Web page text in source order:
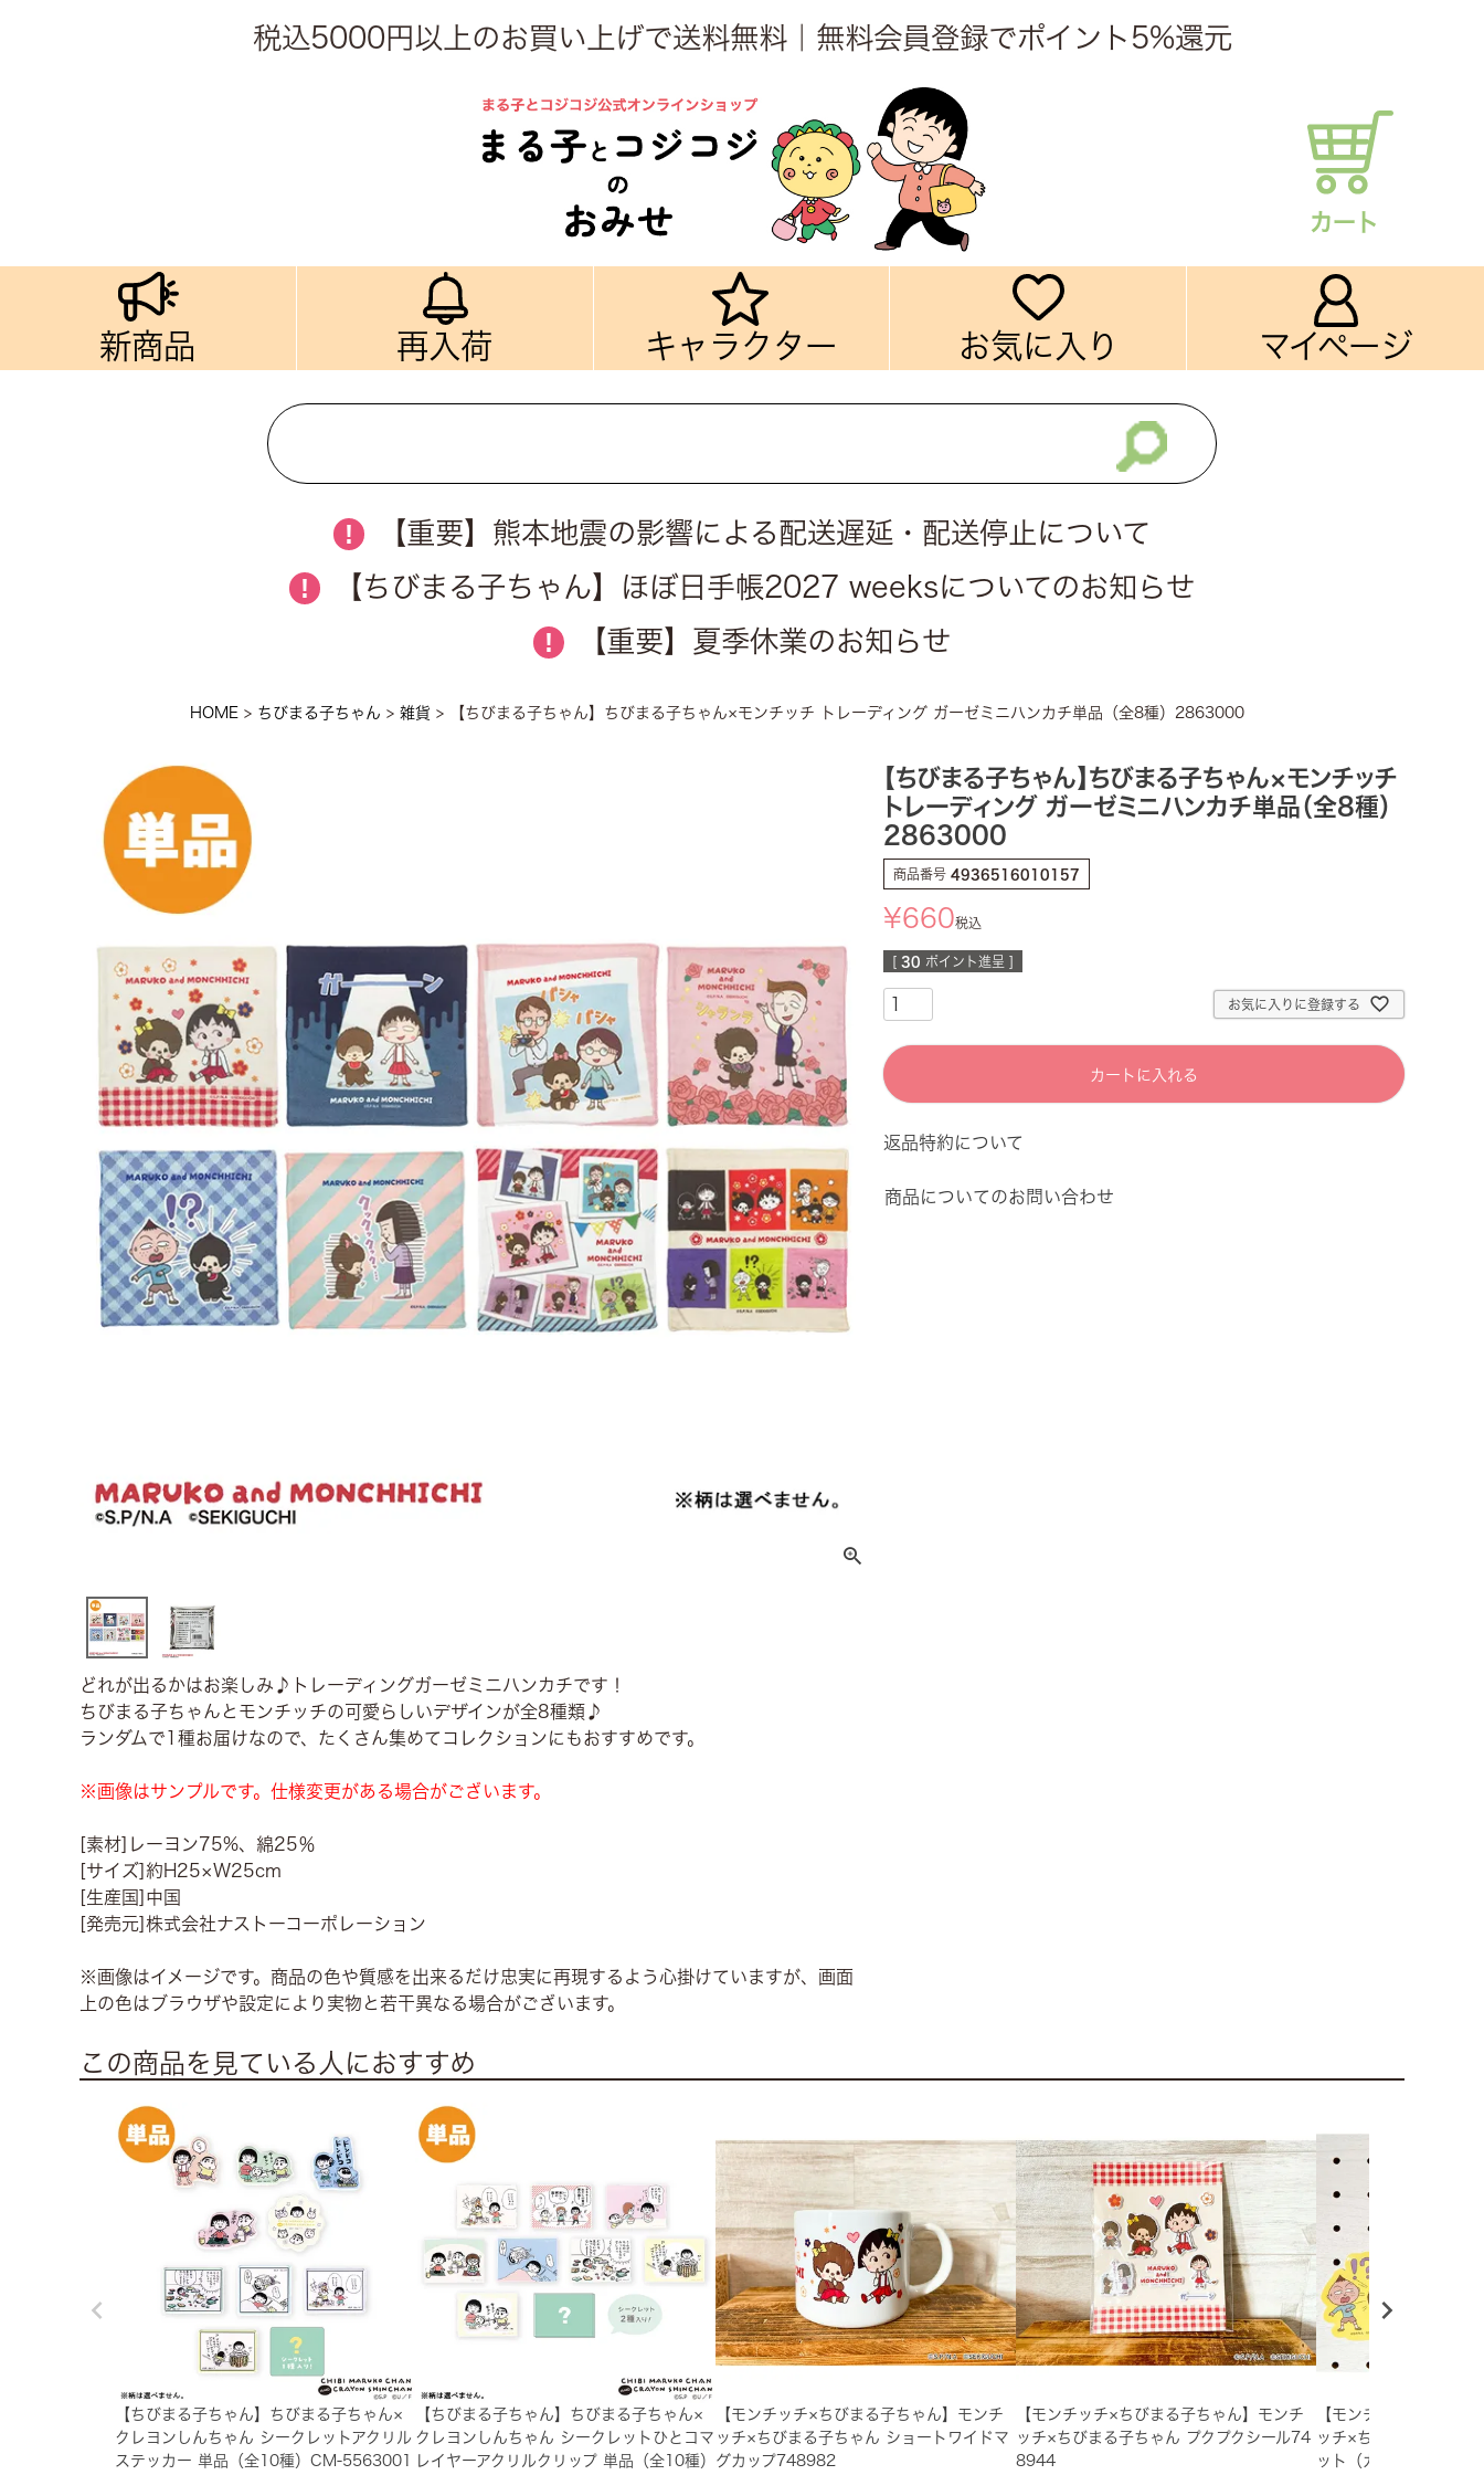
税込5000円以上のお買い上げで送料無料｜無料会員登録でポイント5%還元
カート
新商品 再入荷 キャラクター お気に入り マイページ
! 【重要】熊本地震の影響による配送遅延・配送停止について
! 【ちびまる子ちゃん】ほぼ日手帳2027 weeksについてのお知らせ
! 【重要】夏季休業のお知らせ
HOME ちびまる子ちゃん 雑貨 【ちびまる子ちゃん】ちびまる子ちゃん×モンチッチ トレーディング ガーゼミニハンカチ単品（全8種）2863000
どれが出るかはお楽しみ♪トレーディングガーゼミニハンカチです！
ちびまる子ちゃんとモンチッチの可愛らしいデザインが全8種類♪
ランダムで1種お届けなので、たくさん集めてコレクションにもおすすめです。
※画像はサンプルです。仕様変更がある場合がございます。
[素材]レーヨン75%、綿25％
[サイズ]約H25×W25cm
[生産国]中国
[発売元]株式会社ナストーコーポレーション
※画像はイメージです。商品の色や質感を出来るだけ忠実に再現するよう心掛けていますが、画面
上の色はブラウザや設定により実物と若干異なる場合がございます。
【ちびまる子ちゃん】ちびまる子ちゃん×モンチッチ
トレーディング ガーゼミニハンカチ単品（全8種）
2863000
商品番号 4936516010157
¥660税込
[ 30 ポイント進呈 ]
お気に入りに登録する
カートに入れる
返品特約について
商品についてのお問い合わせ
この商品を見ている人におすすめ
【ちびまる子ちゃん】ちびまる子ちゃん×
クレヨンしんちゃん シークレットアクリル
ステッカー 単品（全10種）CM-5563001
【ちびまる子ちゃん】ちびまる子ちゃん×
クレヨンしんちゃん シークレットひとコマ
レイヤーアクリルクリップ 単品（全10種）
【モンチッチ×ちびまる子ちゃん】モンチ
ッチ×ちびまる子ちゃん ショートワイドマ
グカップ748982
【モンチッチ×ちびまる子ちゃん】モンチ
ッチ×ちびまる子ちゃん プクプクシール74
8944
【モンチッチ×ちびま
ッチ×ちびまる子ちゃ
ット（ガーン）748975